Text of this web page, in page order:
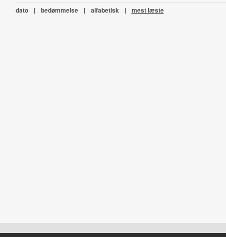
dato | bedømmelse | alfabetisk | mest læste